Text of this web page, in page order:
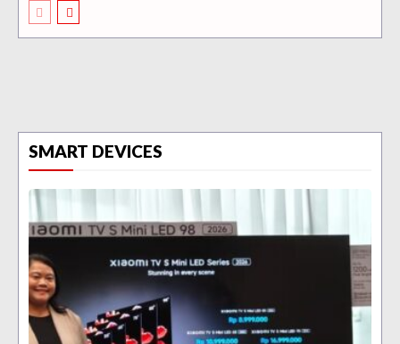
SMART DEVICES